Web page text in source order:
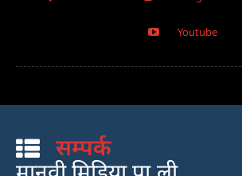
Youtube
सम्पर्क